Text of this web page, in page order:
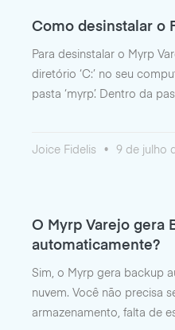
Como desinstalar o
Para desinstalar o Myrp
diretório ‘C:’ no seu
pasta ‘myrp’. Dentro da
Joice Fidelis 9 de julho
O Myrp Varejo gera
automaticamente?
Sim, o Myrp gera backup
nuvem. Você não precisa
armazenamento, falta de